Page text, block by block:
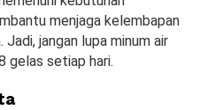
menjaga kelembapan
jangan lupa minum air
gelas setiap hari.